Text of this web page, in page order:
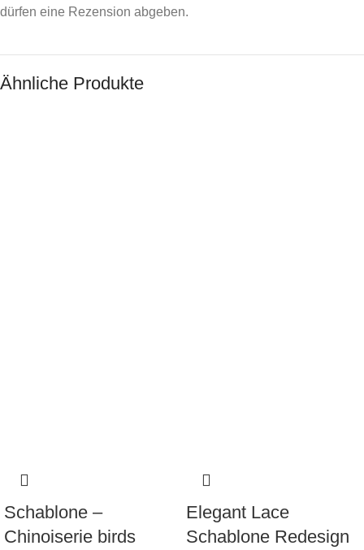
dürfen eine Rezension abgeben.
Ähnliche Produkte
Schablone –
Chinoiserie birds
Elegant Lace
Schablone Redesign